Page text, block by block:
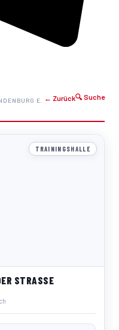
E.
← Zurück🔍 Suche
TRAININGSHALLE
STRASSE